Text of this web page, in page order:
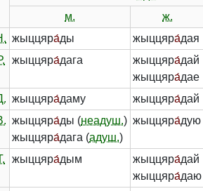
м.
ж.
жыццяра́ды жыццяра́дая
жыццяра́дага жыццяра́дай
жыццяра́дае
жыццяра́даму жыццяра́дай
жыццяра́ды (неадуш.)
жыццяра́дага (адуш.)
жыццяра́дую
жыццяра́дым жыццяра́дай
жыццяра́даю